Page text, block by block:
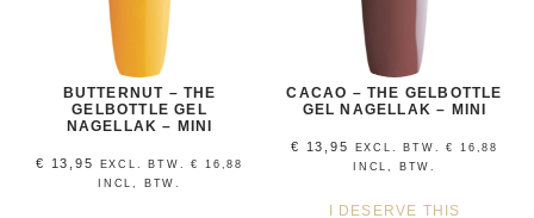
BUTTERNUT – THE
GELBOTTLE GEL
NAGELLAK – MINI
€ 13,95 EXCL. BTW.€
16,88
INCL, BTW.
CACAO – THE GELBOTTLE
GEL NAGELLAK – MINI
€ 13,95 EXCL. BTW.€
16,88
INCL, BTW.
I DESERVE THIS